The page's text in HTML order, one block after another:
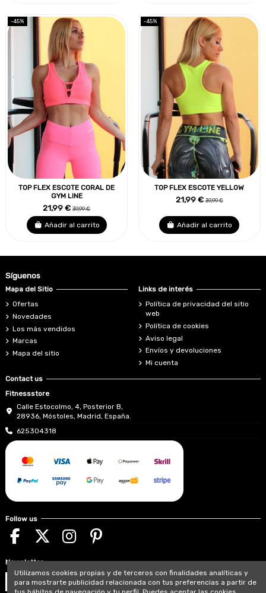
-45%
TOP FLEX ESCOTE CORAL DE
GYM LINE
21,99 €39,99 €
Añadir al carrito
-45%
TOP FLEX ESCOTE YELLOW
21,99 €39,99 €
Añadir al carrito
Síguenos
Mapa del Sitio
Ofertas
Novedades
Los más vendidos
Marcas
Mapa del sitio
Links de interés
Política de privacidad del sitio
web
Política de cookies
Aviso legal
Envíos y devoluciones
Mi cuenta
Contact us
Fitnessstore
Calle Estocolmo, 4, Posterior B,
28936, Móstoles, Madrid, España.
625304318
Follow us
Newsletter
Utilizamos cookies propias y de terceros con finalidades analíticas y
para mostrarte publicidad relacionada con tus preferencias a partir de